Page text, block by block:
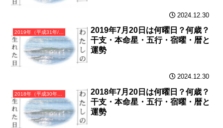
2024.12.30
2019年（平成31年/令和元年）己亥（つちのとい）・亥年（いのしし年）カレンダー（月曜はじまり）
2019年7月20日は何曜日？何歳？
干支・本命星・五行・宿曜・暦と
運勢
2024.12.30
2018年（平成30年）戊戌（つちのえいぬ）・戌年（いぬ年）カレンダー（月曜はじまり）
2018年7月20日は何曜日？何歳？
干支・本命星・五行・宿曜・暦と
運勢